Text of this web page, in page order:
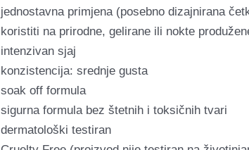
jednostavna primjena (posebno dizajnirana
koristiti na prirodne, gelirane ili nokte
intenzivan sjaj
konzistencija: srednje gusta
soak off formula
sigurna formula bez štetnih i toksičnih tvari
dermatološki testiran